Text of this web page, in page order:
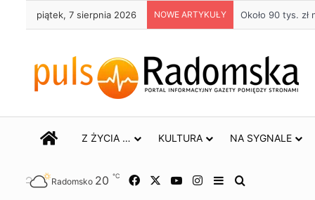
piątek, 7 sierpnia 2026 NOWE ARTYKUŁY Życie bez
STRONA GŁÓWNA
Z ŻYCIA … KULTURA NA SYGNALE
Radomsko 20 ℃ Facebook YouTubeInstagram
Sidebar